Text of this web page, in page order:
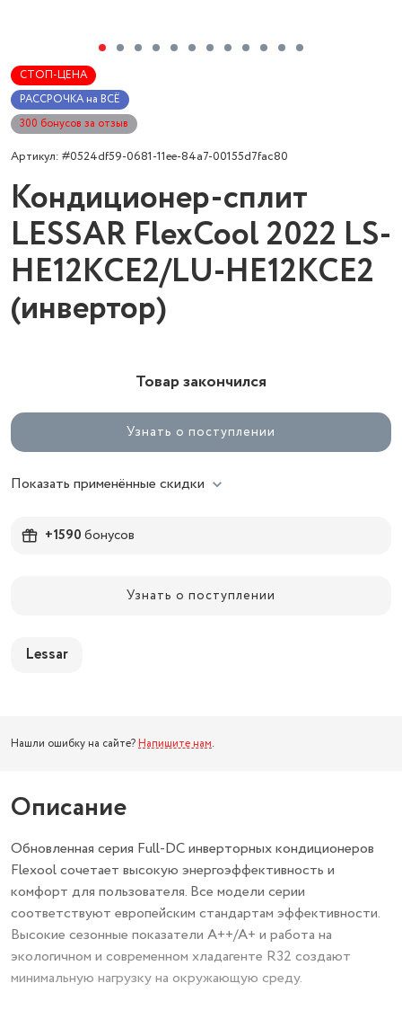
СТОП-ЦЕНА
РАССРОЧКА на ВСЁ
300 бонусов за отзыв
Артикул: #0524df59-0681-11ee-84a7-00155d7fac80
Кондиционер-сплит
LESSAR FlexCool 2022 LS-
HE12KCE2/LU-HE12KCE2
(инвертор)
Товар закончился
Узнать о поступлении
Показать применённые скидки
+1590бонусов
Узнать о поступлении
Lessar
Нашли ошибку на сайте? Напишите нам.
Описание
Обновленная серия Full-DC инверторных кондиционеров
Flexool сочетает высокую энергоэффективность и
комфорт для пользователя. Все модели серии
соответствуют европейским стандартам эффективности.
Высокие сезонные показатели А++/А+ и работа на
экологичном и современном хладагенте R32 создают
минимальную нагрузку на окружающую среду.